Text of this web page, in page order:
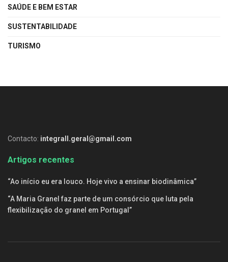
SAÚDE E BEM ESTAR
SUSTENTABILIDADE
TURISMO
Contacto: integrall.geral@gmail.com
Artigos recentes
“Ao início eu era louco. Hoje vivo a ensinar biodinâmica”
“A Maria Granel faz parte de um consórcio que luta pela
flexibilização do granel em Portugal”